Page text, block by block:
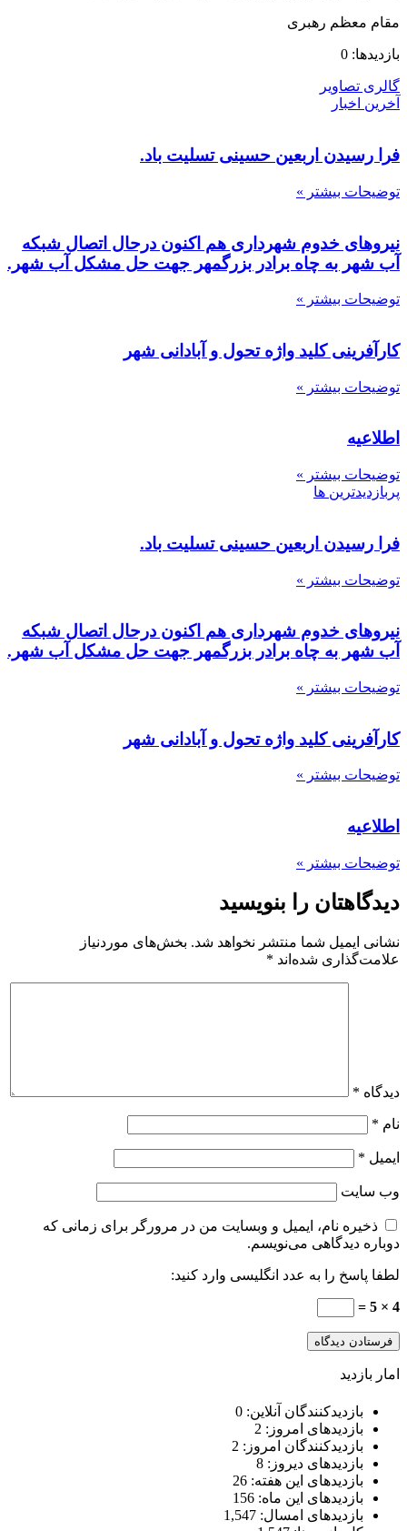
مقام معظم رهبری
بازدیدها: 0
گالری تصاویر
آخرین اخبار
فرا رسیدن اربعین حسینی تسلیت باد.
توضیحات بیشتر »
نیروهای خدوم شهرداری هم اکنون درحال اتصال شبکه
آب شهر به چاه برادر بزرگمهر جهت حل مشکل آب شهر.
توضیحات بیشتر »
کارآفرینی کلید واژه تحول و آبادانی شهر
توضیحات بیشتر »
اطلاعیه
توضیحات بیشتر »
پربازدیدترین ها
فرا رسیدن اربعین حسینی تسلیت باد.
توضیحات بیشتر »
نیروهای خدوم شهرداری هم اکنون درحال اتصال شبکه
آب شهر به چاه برادر بزرگمهر جهت حل مشکل آب شهر.
توضیحات بیشتر »
کارآفرینی کلید واژه تحول و آبادانی شهر
توضیحات بیشتر »
اطلاعیه
توضیحات بیشتر »
دیدگاهتان را بنویسید
نشانی ایمیل شما منتشر نخواهد شد. بخش‌های موردنیاز
علامت‌گذاری شده‌اند *
دیدگاه *
نام *
ایمیل *
وب‌ سایت
ذخیره نام، ایمیل و وبسایت من در مرورگر برای زمانی که
دوباره دیدگاهی می‌نویسم.
لطفا پاسخ را به عدد انگلیسی وارد کنید:
4 × 5 =
امار بازدید
بازدیدکنندگان آنلاین: 0
بازدیدهای امروز: 2
بازدیدکنندگان امروز: 2
بازدیدهای دیروز: 8
بازدیدهای این هفته: 26
بازدیدهای این ماه: 156
بازدیدهای امسال: 1,547